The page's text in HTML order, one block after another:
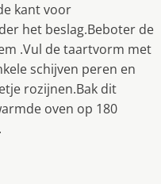
kant voor
het beslag.Beboter de
.Vul de taartvorm met
schijven peren en
rozijnen.Bak dit
oven op 180